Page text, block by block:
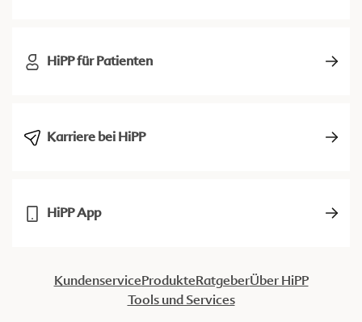
HiPP für Patienten
Karriere bei HiPP
HiPP App
KundenserviceProdukteRatgeberÜber HiPP
Tools und Services